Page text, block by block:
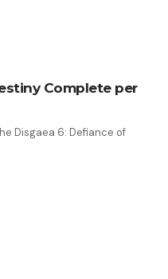
Complete per
Disgaea 6: Defiance of